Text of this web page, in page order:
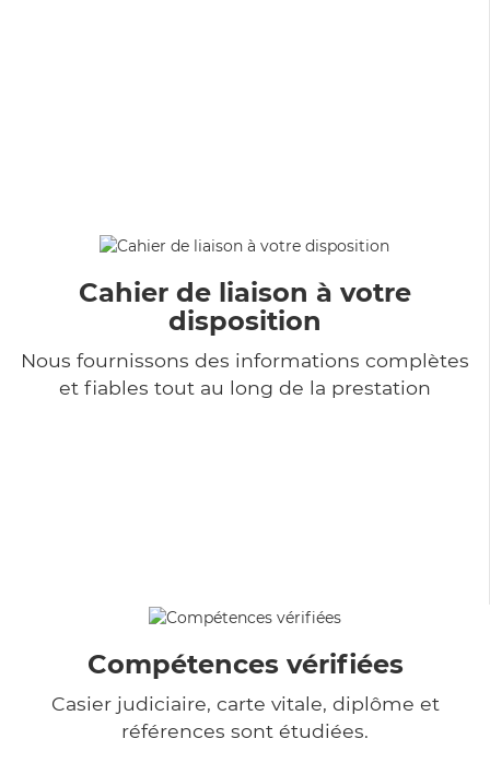
Cahier de liaison à votre
disposition
Nous fournissons des informations complètes
et fiables tout au long de la prestation
Compétences vérifiées
Casier judiciaire, carte vitale, diplôme et
références sont étudiées.